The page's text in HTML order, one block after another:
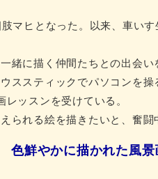
マヒとなった。以来、車いす
緒に描く仲間たちとの出会い
ススティックでパソコンを操
ッスンを受けている。
られる絵を描きたいと、奮闘
鮮やかに描かれた風景